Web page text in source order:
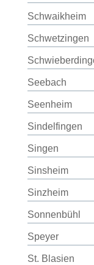
Schwaikheim
Schwetzingen
Seebach
Seenheim
Sindelfingen
Singen
Sinsheim
Sinzheim
Sonnenbühl
Speyer
St. Blasien